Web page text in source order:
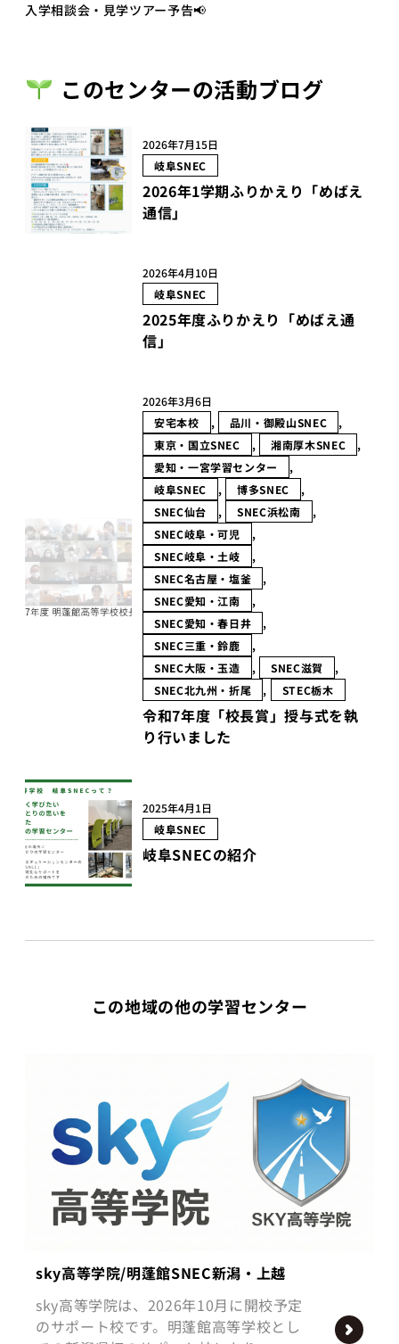
入学相談会・見学ツアー予告📢
このセンターの活動ブログ
2026年7月15日
岐阜SNEC
2026年1学期ふりかえり「めばえ
通信」
2026年4月10日
岐阜SNEC
2025年度ふりかえり「めばえ通
信」
2026年3月6日
安宅本校
, 品川・御殿山SNEC
,
東京・国立SNEC
, 湘南厚木SNEC
愛知・一宮学習センター
,
岐阜SNEC
, 博多SNEC
,
SNEC仙台
, SNEC浜松南
,
SNEC岐阜・可児
,
SNEC岐阜・土岐
,
SNEC名古屋・塩釜
,
SNEC愛知・江南
,
SNEC愛知・春日井
,
SNEC三重・鈴鹿
,
SNEC大阪・玉造
, SNEC滋賀
,
SNEC北九州・折尾
, STEC栃木
令和7年度「校長賞」授与式を執
り行いました
2025年4月1日
岐阜SNEC
岐阜SNECの紹介
この地域の他の学習センター
sky高等学院/明蓬館SNEC新潟・上越
sky高等学院は、2026年10月に開校予定
のサポート校です。明蓬館高等学校とし